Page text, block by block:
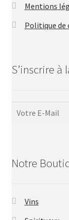
Mentions
Politique
S’inscrire à
Notre
Vins